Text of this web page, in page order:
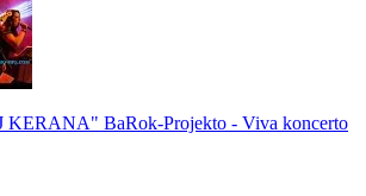
BaRok-Projekto - Viva koncerto